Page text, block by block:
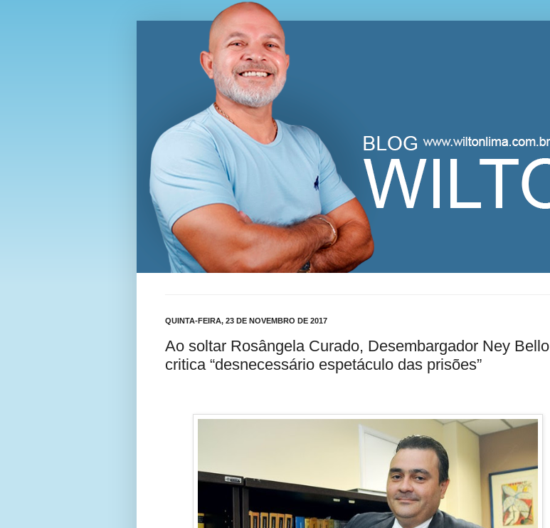
Blog Wilton Lima
QUINTA-FEIRA, 23 DE NOVEMBRO DE 2017
Ao soltar Rosângela Curado, Desembargador Ney Bello
critica “desnecessário espetáculo das prisões”